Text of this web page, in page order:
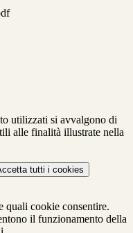
utilizzati si avvalgono di
alle finalità illustrate nella
tutti i cookies
quali cookie consentire.
il funzionamento della